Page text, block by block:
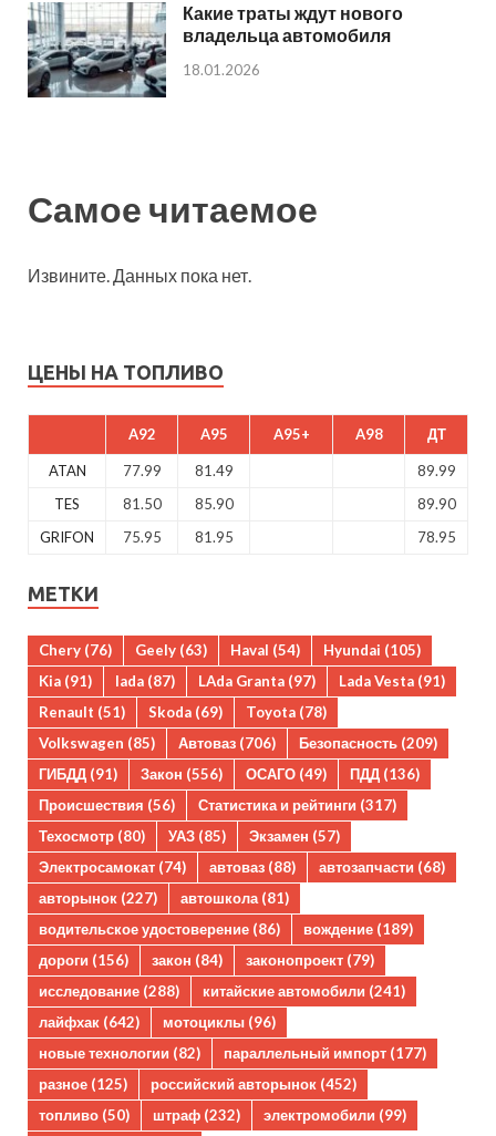
Какие траты ждут нового
владельца автомобиля
18.01.2026
Самое читаемое
Извините. Данных пока нет.
ЦЕНЫ НА ТОПЛИВО
A92 A95 A95+ A98 ДТ
ATAN 77.99 81.49
89.99
TES
81.50 85.90
89.90
GRIFON
75.95 81.95 78.95
МЕТКИ
Chery (76) Geely (63) Haval (54) Hyundai (105)
Kia (91) lada (87) LAda Granta (97) Lada Vesta (91)
Renault (51) Skoda (69) Toyota (78)
Volkswagen (85) Автоваз (706) Безопасность (209)
ГИБДД (91) Закон (556) ОСАГО (49) ПДД (136)
Происшествия (56) Статистика и рейтинги (317)
Техосмотр (80) УАЗ (85) Экзамен (57)
Электросамокат (74) автоваз (88) автозапчасти (68)
авторынок (227) автошкола(81)
водительское удостоверение (86) вождение (189)
дороги (156) закон (84) законопроект (79)
исследование (288) китайские автомобили (241)
лайфхак (642) мотоциклы (96)
новые технологии (82) параллельный импорт (177)
разное (125) российский авторынок (452)
топливо (50) штраф (232) электромобили (99)